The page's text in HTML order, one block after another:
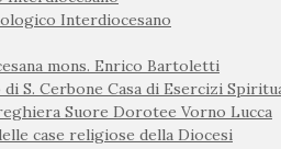
Interdiocesano
mons. Enrico Bartoletti
S. Cerbone Casa di Esercizi
Suore Dorotee Vorno Lucca
case religiose della Diocesi